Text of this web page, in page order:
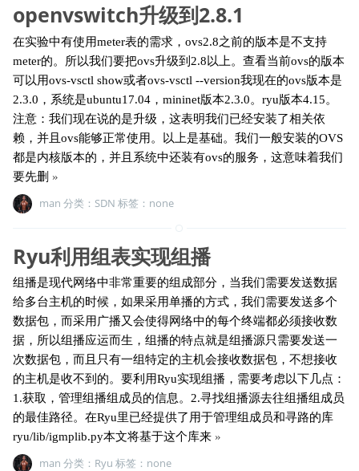
openvswitch升级到2.8.1
在实验中有使用meter表的需求，ovs2.8之前的版本是不支持
meter的。所以我们要把ovs升级到2.8以上。查看当前ovs的版本
可以用ovs-vsctl show或者ovs-vsctl --version我现在的ovs版本是
2.3.0，系统是ubuntu17.04，mininet版本2.3.0。ryu版本4.15。
注意：我们现在说的是升级，这表明我们已经安装了相关依
赖，并且ovs能够正常使用。以上是基础。我们一般安装的OVS
都是内核版本的，并且系统中还装有ovs的服务，这意味着我们
要先删 »
man 分类： SDN 标签：none
Ryu利用组表实现组播
组播是现代网络中非常重要的组成部分，当我们需要发送数据
给多台主机的时候，如果采用单播的方式，我们需要发送多个
数据包，而采用广播又会使得网络中的每个终端都必须接收数
据，所以组播应运而生，组播的特点就是组播源只需要发送一
次数据包，而且只有一组特定的主机会接收数据包，不想接收
的主机是收不到的。要利用Ryu实现组播，需要考虑以下几点：
1.获取，管理组播组成员的信息。2.寻找组播源去往组播组成员
的最佳路径。在Ryu里已经提供了用于管理组成员和寻路的库
ryu/lib/igmplib.py本文将基于这个库来 »
man 分类： Ryu 标签：none